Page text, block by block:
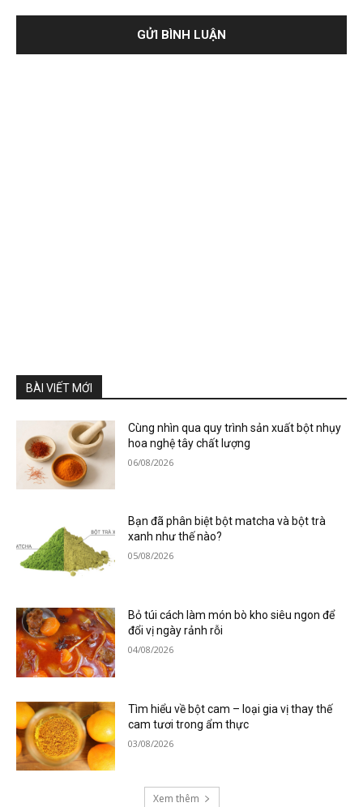
BÀI VIẾT MỚI
Cùng nhìn qua quy trình sản xuất bột nhụy
hoa nghệ tây chất lượng
06/08/2026
Bạn đã phân biệt bột matcha và bột trà
xanh như thế nào?
05/08/2026
Bỏ túi cách làm món bò kho siêu ngon để
đổi vị ngày rảnh rỗi
04/08/2026
Tìm hiểu về bột cam – loại gia vị thay thế
cam tươi trong ẩm thực
03/08/2026
Xem thêm